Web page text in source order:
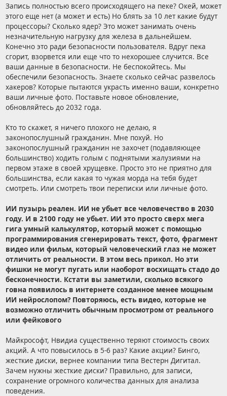
Запись полностью всего происходящего на пеке? Окей, может
этого еще нет (а может и есть) Но блять за 10 лет какие будут
процессоры? Сколько ядер? Это может занимать очень
незначительную нагрузку для железа в дальнейшем.
Конечно это ради безопасности пользователя. Вдруг пека
сгорит, взорвется или еще что то нехорошее случится. Все
ваши данные в безопасности. Не беспокойтесь. Мы
обеспечили безопасность. Знаете сколько сейчас развелось
хакеров? Которые пытаются украсть именно ваши, конкретно
ваши личные фото. Поставьте новое обновление,
обновляйтесь до 2032 года.
Кто то скажет, я ничего плохого не делаю, я
законопослушный гражданин. Мне похуй. Но
законопослушный гражданин не захочет (подавляющее
большинство) ходить голым с поднятыми жалузиями на
первом этаже в своей хрущевке. Просто это не приятно для
большинства, если какая то чужая морда на тебя будет
смотреть. Или смотреть твои переписки или личные фото.
ИИ пузырь реален. ИИ не убьет все человечество в 2030
году. И в 2100 году не убьет. ИИ это просто сверх мега
гига умный калькулятор, который может с помощью
программирования сгенерировать текст, фото, фрагмент
видео или фильм, который человеческий глаз не может
отличить от реальности. В этом весь прикол. Но эти
фишки не могут пугать или наоборот восхищать стадо до
бесконечности. Кстати вы заметили, сколько всякого
говна появилось в интернете созданное менее мощным
ИИ нейрослопом? Повторяюсь, есть видео, которые не
возможно отличить обычным просмотром от реального
или фейкового
Майкрософт, Нвидиа существенно теряют стоимость своих
акций. А что повысилось в 5-6 раз? Какие акции? Бинго,
жесткие диски, вернее компании типа Вестерн Дигитал.
Зачем нужны жесткие диски? Правильно, для записи,
сохранение огромного количества данных для анализа
поведения.